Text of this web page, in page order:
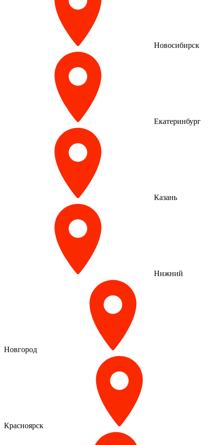
Новосибирск
Екатеринбург
Казань
Нижний
Новгород
Красноярск